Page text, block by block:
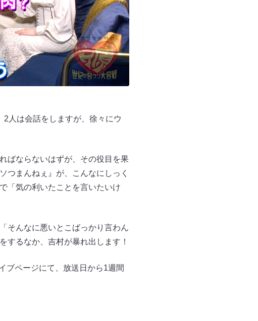
人は会話をしますが、徐々にウ
ばならないはずが、その役目を果
つまんねぇ』が、こんなにしっく
「気の利いたことを言いたいけ
そんなに悪いとこばっかり言わん
するなか、吉村が暴れ出します！
ブページにて、放送日から1週間